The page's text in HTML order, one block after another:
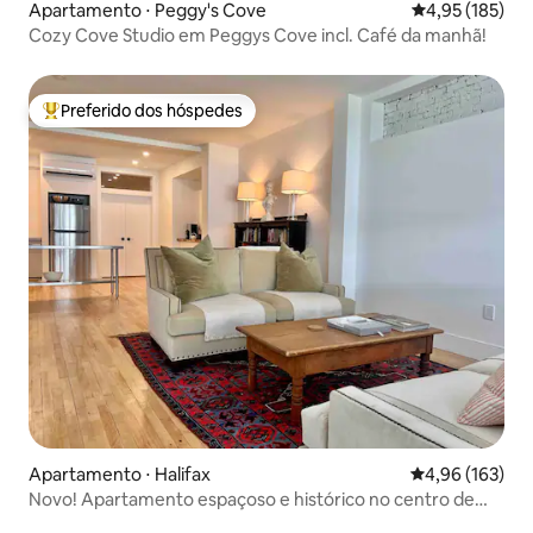
Apartamento ⋅ Peggy's Cove 4,95 de uma
4,95 (185)
Cozy Cove Studio em Peggys Cove incl. Café da manhã!
Entre os melhores preferidos dos hóspedes
Preferido dos hóspedes
Apartamento ⋅ Halifax 4,96 de uma
4,96 (163)
Novo! Apartamento espaçoso e histórico no centro de